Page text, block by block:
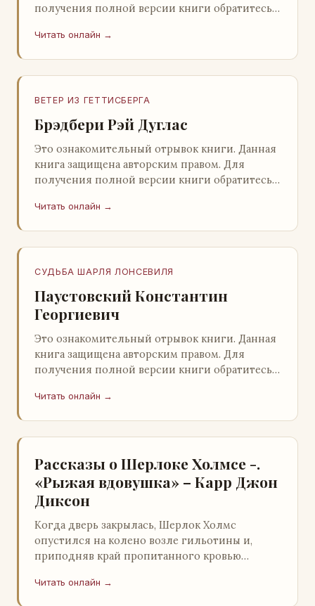
получения полной версии книги обратитесь к
легального ко…
Читать онлайн →
ВЕТЕР ИЗ ГЕТТИСБЕРГА
Брэдбери Рэй Дуглас
Это ознакомительный отрывок книги. Данная
книга защищена авторским правом. Для
получения полной версии книги обратитесь к
легального ко…
Читать онлайн →
СУДЬБА ШАРЛЯ ЛОНСЕВИЛЯ
Паустовский Константин
Георгиевич
Это ознакомительный отрывок книги. Данная
книга защищена авторским правом. Для
получения полной версии книги обратитесь к
легального ко…
Читать онлайн →
Рассказы о Шерлоке Холмсе -.
«Рыжая вдовушка» – Карр Джон
Диксон
Когда дверь закрылась, Шерлок Холмс
опустился на колено возле гильотины и,
приподняв край пропитанного кровью
скрывался под ним…
Читать онлайн →